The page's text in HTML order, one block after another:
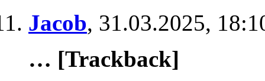
Jacob, 31.03.2025,
… [Trackback]